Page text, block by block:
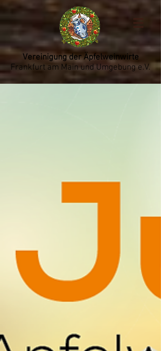
Vereinigung der Äpfelweinwirte
Frankfurt am Main und Umgebung e.V.